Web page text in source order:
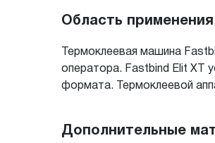
Область
Термоклеевая машина
оператора. Fastbind Elit XT
формата. Термоклеевой
Дополнительные